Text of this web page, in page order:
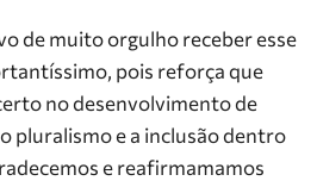
de muito orgulho receber esse
pois reforça que
no desenvolvimento de
pluralismo e a inclusão dentro
e reafirmamamos